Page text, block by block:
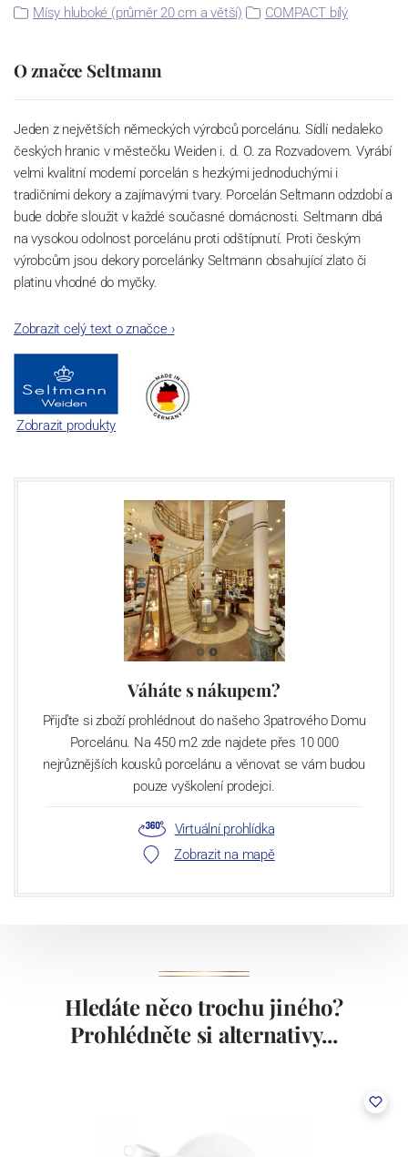
Mísy hluboké (průměr 20 cm a větší) COMPACT bílý
O značce Seltmann
Jeden z největších německých výrobců porcelánu. Sídlí nedaleko
českých hranic v městečku Weiden i. d. O. za Rozvadovem. Vyrábí
velmi kvalitní moderní porcelán s hezkými jednoduchými i
tradičními dekory a zajímavými tvary. Porcelán Seltmann odzdobí a
bude dobře sloužit v každé současné domácnosti. Seltmann dbá
na vysokou odolnost porcelánu proti odštípnutí. Proti českým
výrobcům jsou dekory porcelánky Seltmann obsahující zlato či
platinu vhodné do myčky.
Zobrazit celý text o značce›
Zobrazit produkty
Váháte s nákupem?
Přijďte si zboží prohlédnout do našeho 3patrového Domu
Porcelánu. Na 450 m2 zde najdete přes 10 000
nejrůznějších kousků porcelánu a věnovat se vám budou
pouze vyškolení prodejci.
Virtuální prohlídka
Zobrazit na mapě
Hledáte něco trochu jiného?
Prohlédněte si alternativy...